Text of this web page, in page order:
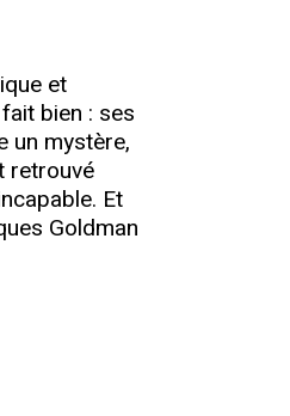
et
bien : ses
un mystère,
retrouvé
Et
Goldman